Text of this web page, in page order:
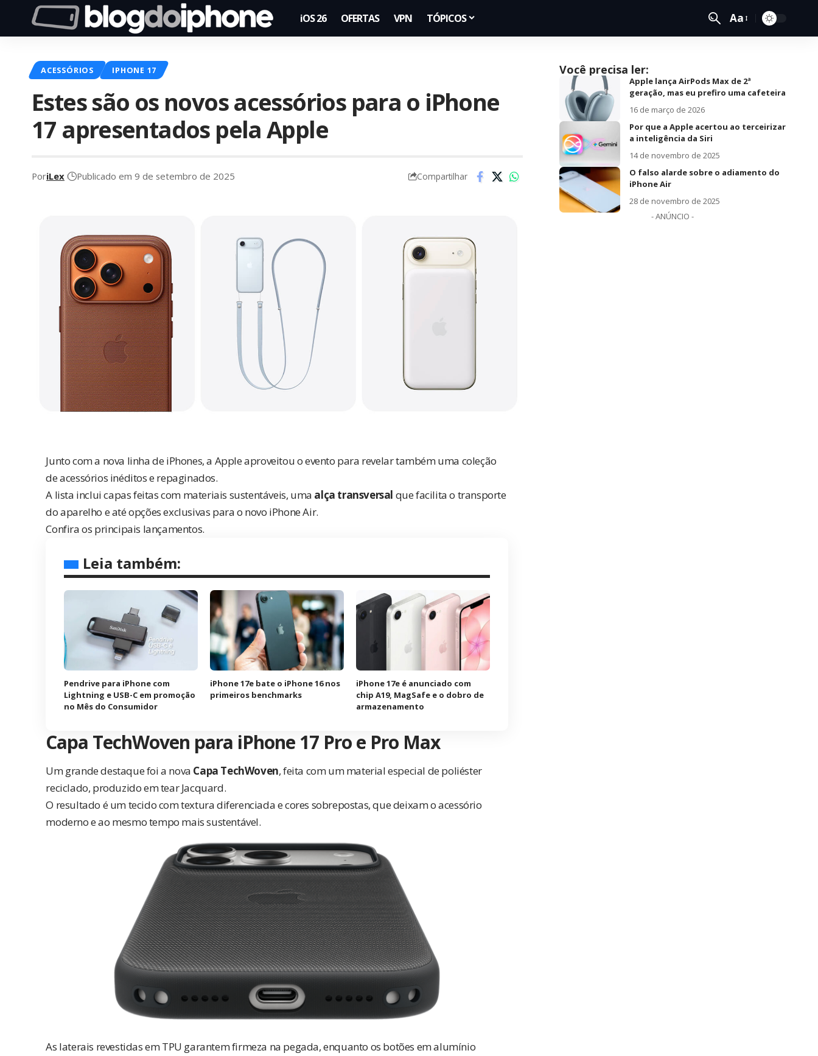
iOS 26 OFERTAS VPN TÓPICOS Aa
ACESSÓRIOS IPHONE 17
Estes são os novos acessórios para o iPhone
17 apresentados pela Apple
PoriLex Publicado em 9 de setembro de 2025 Compartilhar
Junto com a nova linha de iPhones, a Apple aproveitou o evento para revelar também uma coleção
de acessórios inéditos e repaginados.
A lista inclui capas feitas com materiais sustentáveis, uma alça transversal que facilita o transporte
do aparelho e até opções exclusivas para o novo iPhone Air.
Confira os principais lançamentos.
Leia também:
Pendrive para iPhone com
Lightning e USB-C em promoção
no Mês do Consumidor
iPhone 17e bate o iPhone 16 nos
primeiros benchmarks
iPhone 17e é anunciado com
chip A19, MagSafe e o dobro de
armazenamento
Capa TechWoven para iPhone 17 Pro e Pro Max
Um grande destaque foi a nova Capa TechWoven, feita com um material especial de poliéster
reciclado, produzido em tear Jacquard.
O resultado é um tecido com textura diferenciada e cores sobrepostas, que deixam o acessório
moderno e ao mesmo tempo mais sustentável.
As laterais revestidas em TPU garantem firmeza na pegada, enquanto os botões em alumínio
Você precisa ler:
Apple lança AirPods Max de 2ª
geração, mas eu prefiro uma cafeteira
16 de março de 2026
Por que a Apple acertou ao terceirizar
a inteligência da Siri
14 de novembro de 2025
O falso alarde sobre o adiamento do
iPhone Air
28 de novembro de 2025
- ANÚNCIO -